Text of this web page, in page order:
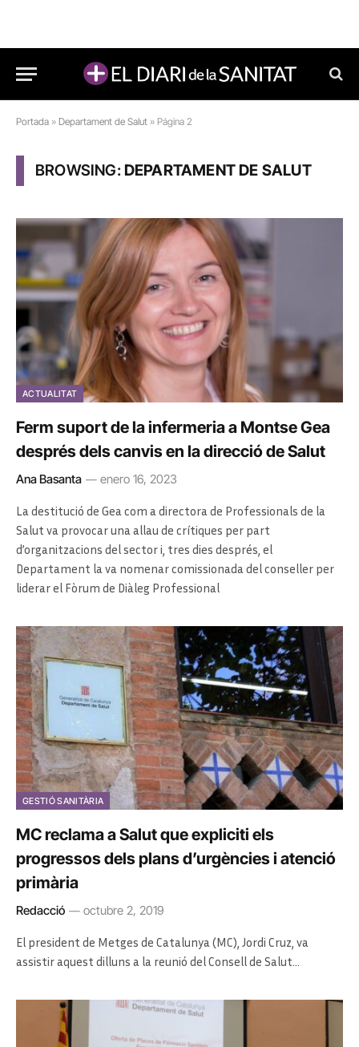
Portada » Departament de Salut » Página 2
BROWSING:DEPARTAMENT DE SALUT
ACTUALITAT
Ferm suport de la infermeria a Montse Gea
després dels canvis en la direcció de Salut
Ana Basanta enero 16, 2023
La destitució de Gea com a directora de Professionals de la
Salut va provocar una allau de crítiques per part
d’organitzacions del sector i, tres dies després, el
Departament la va nomenar comissionada del conseller per
liderar el Fòrum de Diàleg Professional
GESTIÓ SANITÀRIA
MC reclama a Salut que expliciti els
progressos dels plans d’urgències i atenció
primària
Redacció octubre 2, 2019
El president de Metges de Catalunya (MC), Jordi Cruz, va
assistir aquest dilluns a la reunió del Consell de Salut…